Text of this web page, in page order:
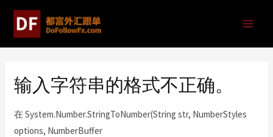
输入字符串的格式不正确。
在 System.Number.StringToNumber(String str, NumberStyles
options, NumberBuffer